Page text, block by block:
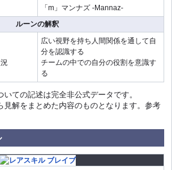
「m」マンナズ -Mannaz-
ルーンの解釈
広い視野を持ち人間関係を通して自
分を認識する
チームの中での自分の役割を意識す
る
ての記述は完全非公式データです。
見解をまとめた内容のものとなります。参考